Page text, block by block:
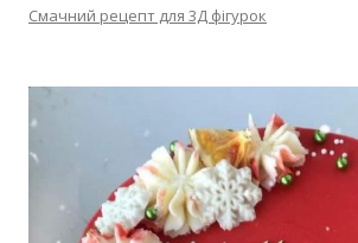
Смачний рецепт для 3Д фігурок